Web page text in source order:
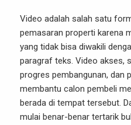
Video adalah salah satu
pemasaran properti karena
yang tidak bisa diwakili
paragraf teks. Video akses,
progres pembangunan, dan
membantu calon pembeli
berada di tempat tersebut.
mulai benar-benar tertarik